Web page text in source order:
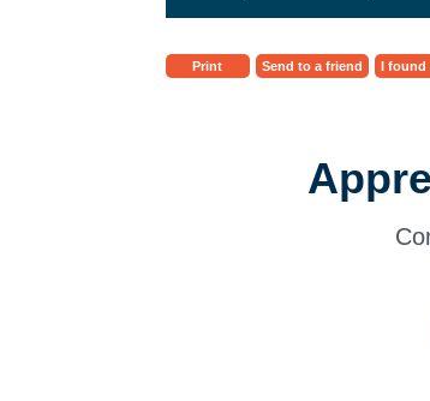
Print Send to a friend I